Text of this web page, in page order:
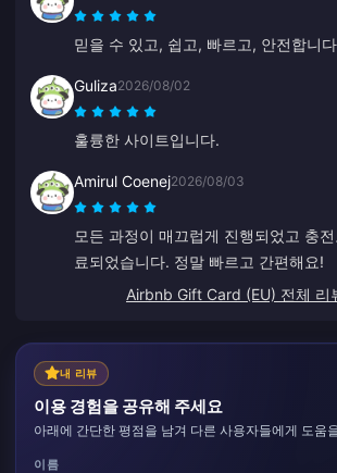
믿을 수 있고, 쉽고, 빠르고, 안전합니
Guliza2026/08/02
훌륭한 사이트입니다.
Amirul Coenej2026/08/03
모든 과정이 매끄럽게 진행되었고 충
료되었습니다. 정말 빠르고 간편해요!
Airbnb Gift Card (EU) 전체 리
내 리뷰
이용 경험을 공유해 주세요
아래에 간단한 평점을 남겨 다른 사용자들에게 도움
이름